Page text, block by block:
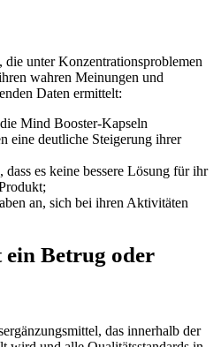
unter Konzentrationsproblemen
wahren Meinungen und
Daten ermittelt:
Mind Booster-Kapseln
eine deutliche Steigerung ihrer
es keine bessere Lösung für ihr
an, sich bei ihren Aktivitäten
ein Betrug oder
das innerhalb der